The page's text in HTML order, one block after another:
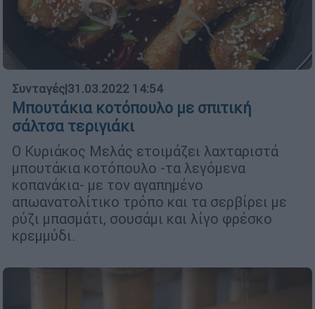
Συνταγές|31.03.2022 14:54
Μπουτάκια κοτόπουλο με σπιτική
σάλτσα τεριγιάκι
Ο Κυριάκος Μελάς ετοιμάζει λαχταριστά
μπουτάκια κοτόπουλο -τα λεγόμενα
κοπανάκια- με τον αγαπημένο
απωανατολίτικο τρόπο και τα σερβίρει με
ρύζι μπασμάτι, σουσάμι και λίγο φρέσκο
κρεμμύδι.